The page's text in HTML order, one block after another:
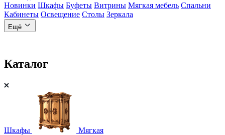
Новинки Шкафы Буфеты Витрины Мягкая мебель Спальни
Кабинеты Освещение Столы Зеркала
Ещё
Каталог
Шкафы Мягкая